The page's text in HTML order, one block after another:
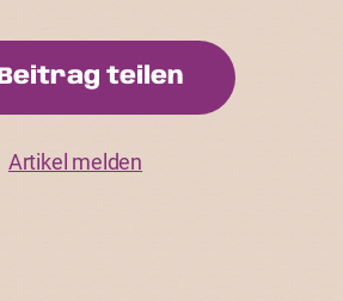
Beitrag teilen
Artikel melden